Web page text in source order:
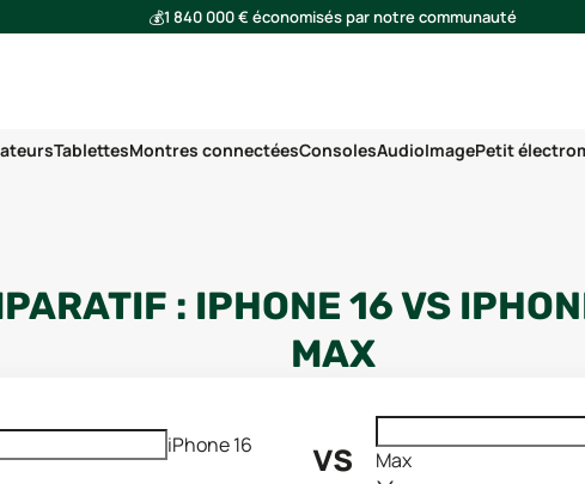
💰1 840 000 € économisés par notre communauté
TablettesMontres connectéesConsolesAudioImagePetit
: IPHONE 16VS
MAX
iPhone 16 vs
Max